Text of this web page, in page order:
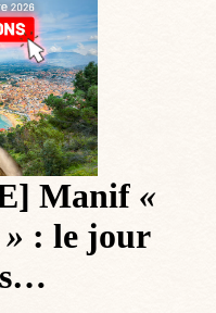
Manif «
: le jour